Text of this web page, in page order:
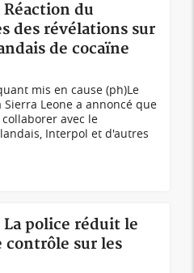
Réaction du
des révélations sur
de cocaïne
mis en cause (ph)Le
Leone a annoncé que
avec le
Interpol et d'autres
La police réduit le
contrôle sur les